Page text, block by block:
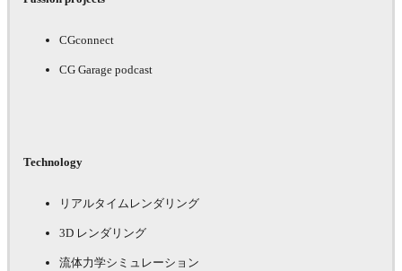
CGconnect
CG Garage podcast
Technology
リアルタイムレンダリング
3D レンダリング
流体力学シミュレーション